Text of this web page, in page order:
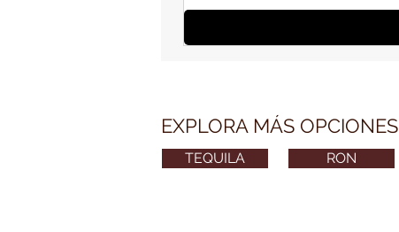
EXPLORA MÁS OPCIONES
TEQUILA RON